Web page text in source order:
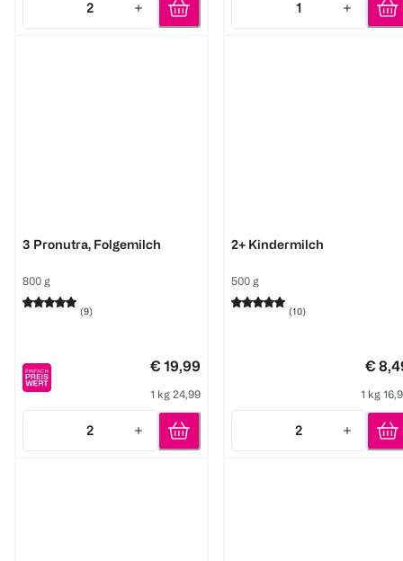
2
Quantity: 2
1
Quantity: 1
3 Pronutra, Folgemilch
800 g
(9)
€ 19,99
1 kg 24,99
2
Quantity: 2
2+ Kindermilch
500 g
(10)
€
1 kg
2
Quantity: 2